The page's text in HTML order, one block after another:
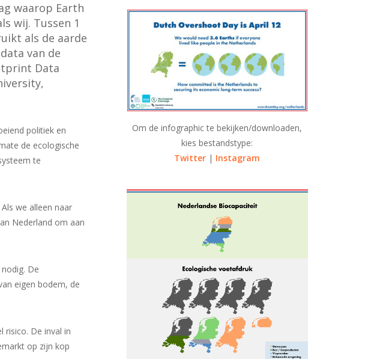
waarop Earth
wij. Tussen 1
als de aarde
van de
Data
politiek en
de ecologische
te
we alleen naar
Nederland om aan
De
eigen bodem, de
risico. De inval in
op zijn kop
Om de infographic te bekijken/downloaden,
kies bestandstype:
Twitter | Instagram